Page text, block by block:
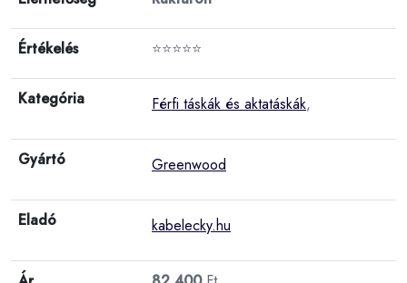
Értékelés ⭐⭐⭐⭐⭐
Kategória Férfi táskák és aktatáskák,
Gyártó Greenwood
Eladó kabelecky.hu